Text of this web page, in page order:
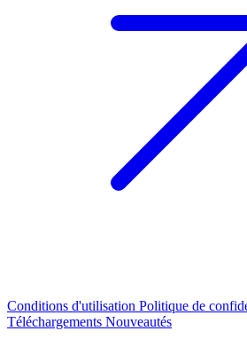
Conditions d'utilisation Politique de
Téléchargements Nouveautés